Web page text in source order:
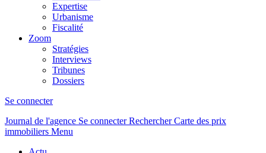
Expertise
Urbanisme
Fiscalité
Zoom
Stratégies
Interviews
Tribunes
Dossiers
Se connecter
Journal de l'agence Se connecterRechercher Carte des prix
immobiliers Menu